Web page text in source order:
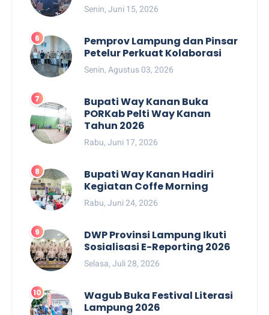
Senin, Juni 15, 2026
Pemprov Lampung dan Pinsar
Petelur Perkuat Kolaborasi
Senin, Agustus 03, 2026
Bupati Way Kanan Buka
PORKab Pelti Way Kanan
Tahun 2026
Rabu, Juni 17, 2026
Bupati Way Kanan Hadiri
Kegiatan Coffe Morning
Rabu, Juni 24, 2026
DWP Provinsi Lampung Ikuti
Sosialisasi E-Reporting 2026
Selasa, Juli 28, 2026
Wagub Buka Festival Literasi
Lampung 2026